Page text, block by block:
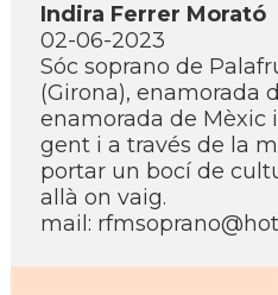
Indira Ferrer Morató
02-06-2023
Sóc soprano de
(Girona), enamorada
enamorada de Mèxic
gent i a través de la
portar un bocí­ de
allà on vaig.
mail: